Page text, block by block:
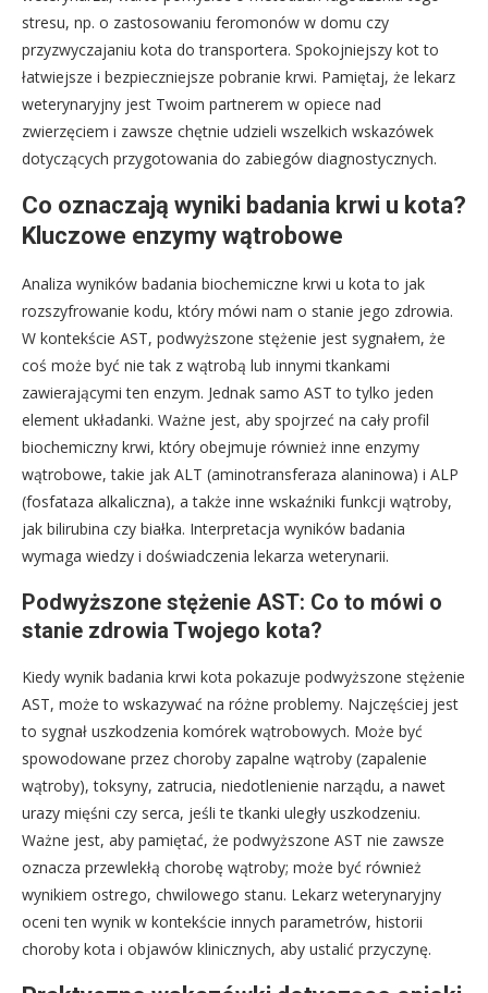
stresu, np. o zastosowaniu feromonów w domu czy
przyzwyczajaniu kota do transportera. Spokojniejszy kot to
łatwiejsze i bezpieczniejsze pobranie krwi. Pamiętaj, że lekarz
weterynaryjny jest Twoim partnerem w opiece nad
zwierzęciem i zawsze chętnie udzieli wszelkich wskazówek
dotyczących przygotowania do zabiegów diagnostycznych.
Co oznaczają wyniki badania krwi u kota?
Kluczowe enzymy wątrobowe
Analiza wyników badania biochemiczne krwi u kota to jak
rozszyfrowanie kodu, który mówi nam o stanie jego zdrowia.
W kontekście AST, podwyższone stężenie jest sygnałem, że
coś może być nie tak z wątrobą lub innymi tkankami
zawierającymi ten enzym. Jednak samo AST to tylko jeden
element układanki. Ważne jest, aby spojrzeć na cały profil
biochemiczny krwi, który obejmuje również inne enzymy
wątrobowe, takie jak ALT (aminotransferaza alaninowa) i ALP
(fosfataza alkaliczna), a także inne wskaźniki funkcji wątroby,
jak bilirubina czy białka. Interpretacja wyników badania
wymaga wiedzy i doświadczenia lekarza weterynarii.
Podwyższone stężenie AST: Co to mówi o
stanie zdrowia Twojego kota?
Kiedy wynik badania krwi kota pokazuje podwyższone stężenie
AST, może to wskazywać na różne problemy. Najczęściej jest
to sygnał uszkodzenia komórek wątrobowych. Może być
spowodowane przez choroby zapalne wątroby (zapalenie
wątroby), toksyny, zatrucia, niedotlenienie narządu, a nawet
urazy mięśni czy serca, jeśli te tkanki uległy uszkodzeniu.
Ważne jest, aby pamiętać, że podwyższone AST nie zawsze
oznacza przewlekłą chorobę wątroby; może być również
wynikiem ostrego, chwilowego stanu. Lekarz weterynaryjny
oceni ten wynik w kontekście innych parametrów, historii
choroby kota i objawów klinicznych, aby ustalić przyczynę.